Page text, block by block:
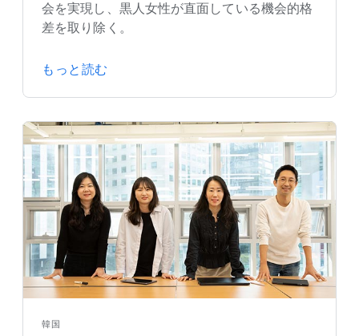
会を実現し、黒人女性が直面している機会的格
差を取り除く。
もっと読む
韓国